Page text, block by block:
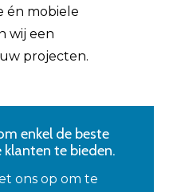
én mobiele
wij een
projecten.
enkel de beste
te bieden.
ons op om te